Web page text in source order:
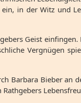
in der Witz und
Geist
Vergnügen
Barbara Bieber an